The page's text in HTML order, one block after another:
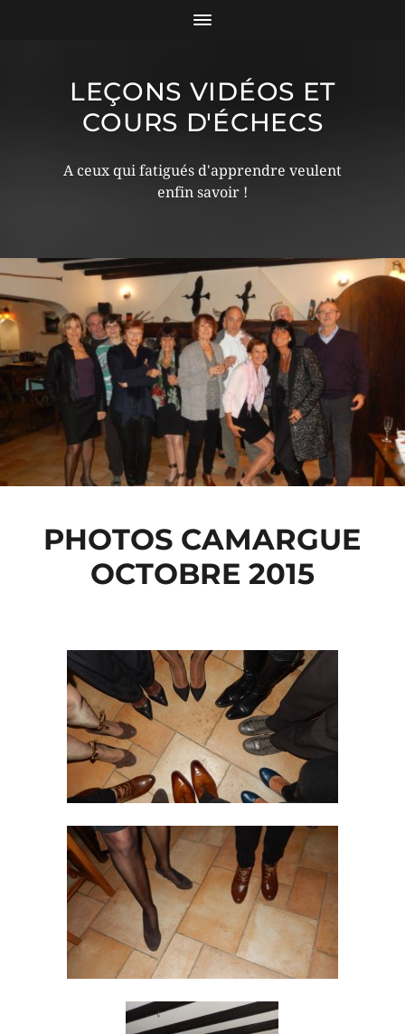
LEÇONS VIDÉOS ET
COURS D'ÉCHECS
A ceux qui fatigués d'apprendre veulent
enfin savoir !
PHOTOS CAMARGUE
OCTOBRE 2015